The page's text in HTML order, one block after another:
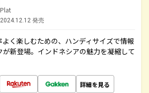
Plat
2024.12.12 発売
く楽しむための、ハンディサイズで情報
新登場。インドネシアの魅力を凝縮して
詳細を見る